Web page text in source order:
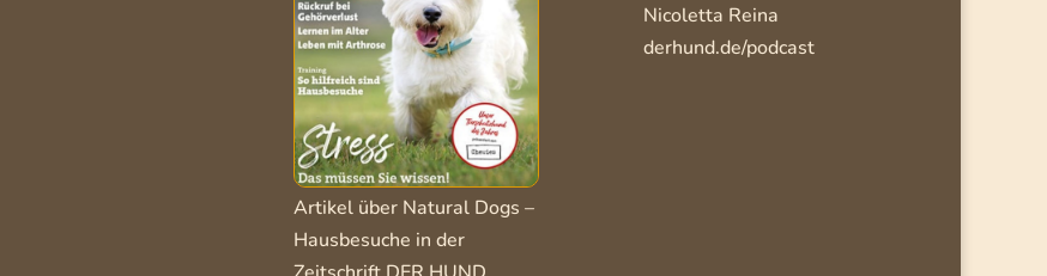
Artikel über Natural Dogs –
Hausbesuche in der
Nicoletta Reina
derhund.de/podcast